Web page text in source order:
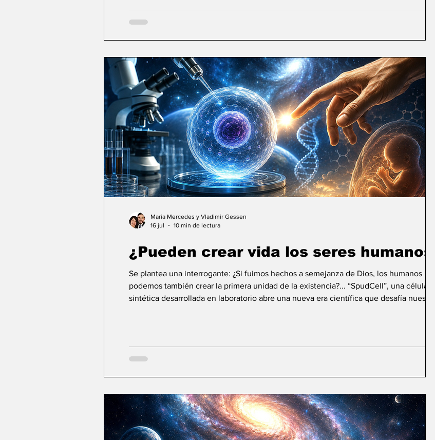
¿Pueden crear vida los seres humanos?
Se plantea una interrogante: ¿Si fuimos hechos a semejanza de Dios, los humanos
podemos también crear la primera unidad de la existencia?... “SpudCell”, una célula
sintética desarrollada en laboratorio abre una nueva era científica que desafía nuestras
Maria Mercedes y Vladimir Gessen
16 jul
10 min de lectura